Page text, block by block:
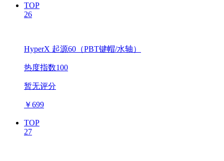
TOP
26
HyperX 起源60（PBT键帽/水轴）
热度指数100
暂无评分
￥699
TOP
27